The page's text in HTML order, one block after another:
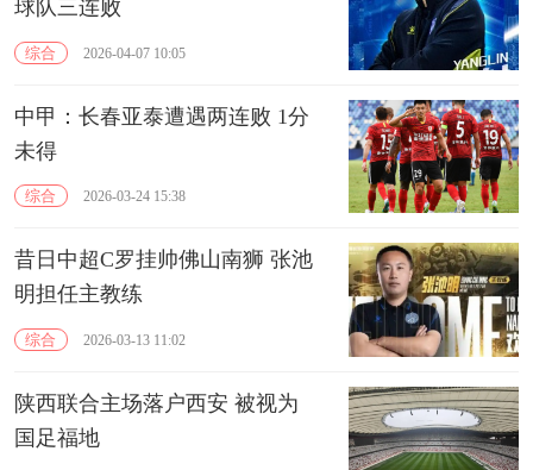
球队三连败
综合 2026-04-07 10:05
中甲：长春亚泰遭遇两连败 1分
未得
综合 2026-03-24 15:38
昔日中超C罗挂帅佛山南狮 张池
明担任主教练
综合 2026-03-13 11:02
陕西联合主场落户西安 被视为
国足福地